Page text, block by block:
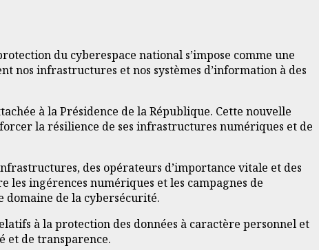
du cyberespace national s’impose comme une
nos infrastructures et nos systèmes d’information à des
à la Présidence de la République. Cette nouvelle
la résilience de ses infrastructures numériques et de
des opérateurs d’importance vitale et des
les ingérences numériques et les campagnes de
domaine de la cybersécurité.
à la protection des données à caractère personnel et
et de transparence.